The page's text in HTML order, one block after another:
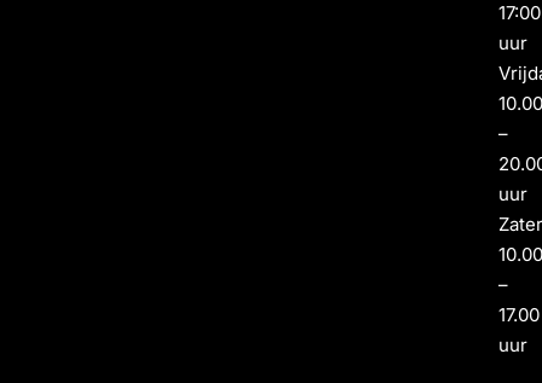
17:00
uur
–
uur
–
17.00
uur